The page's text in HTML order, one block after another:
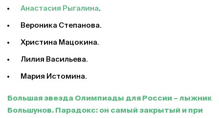
Анастасия Рыгалина.
Вероника Степанова.
Христина Мацокина.
Лилия Васильева.
Мария Истомина.
Большая звезда Олимпиады для России – лыжник
Большунов. Парадокс: он самый закрытый и при